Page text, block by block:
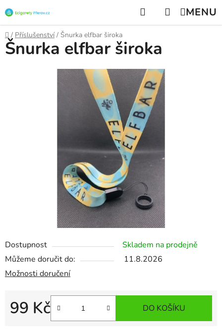
na
obsah
Hledat NÁKUPNÍ
KOŠÍK
Domů
/ Příslušenství / Šnurka elfbar široka
Dostupnost
Skladem na prodejně
Můžeme doručit do:
11.8.2026
Možnosti doručení
99 Kč
Měrná cena:
DO KOŠÍKU
Šnurka elfbar široka